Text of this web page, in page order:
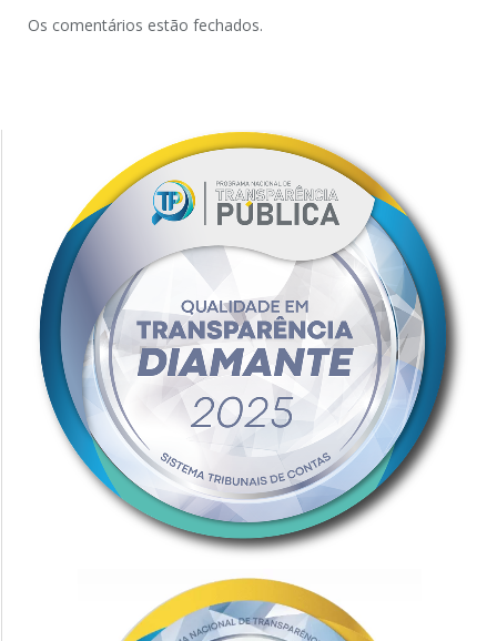
Os comentários estão fechados.